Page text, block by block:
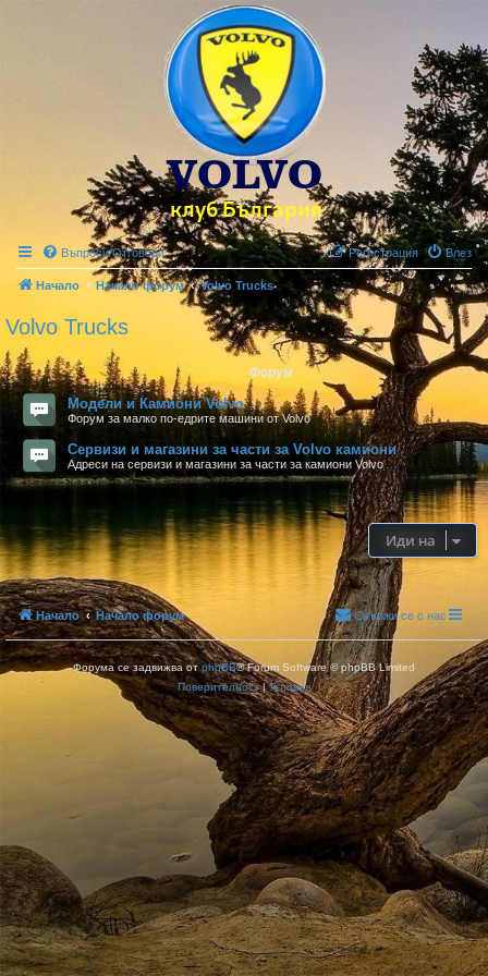
Въпроси/Отговори Влез
Регистрация
Начало Начало форум Volvo Trucks
Volvo Trucks
Форум
Модели и Камиони Volvo
Форум за малко по-едрите машини от Volvo
Сервизи и магазини за части за Volvo камиони
Адреси на сервизи и магазини за части за камиони Volvo
Иди на
Начало Начало форум Свържи се с нас
Форума се задвижва отphpBB® Forum Software © phpBB Limited
Поверителност|Условия